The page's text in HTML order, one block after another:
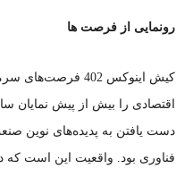
رونمایی از فرصت ها
کیش اینوکس 402
اقتصادی را بیش از پیش نمایان
دست یافتن به پدیده‌های نوین
فناوری بود. واقعیت این است که